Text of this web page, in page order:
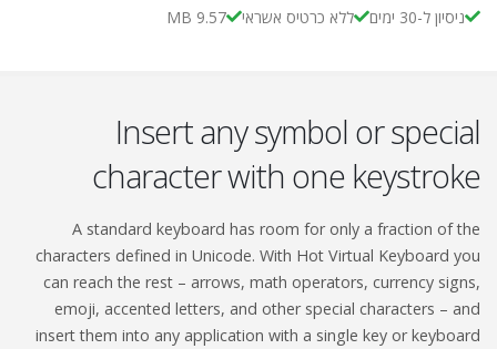
ניסיון ל-30 ימים ללא כרטיס אשראי 9.57 MB
Insert any symbol or special
character with one keystroke
A standard keyboard has room for only a fraction of the
characters defined in Unicode. With Hot Virtual Keyboard you
can reach the rest – arrows, math operators, currency signs,
emoji, accented letters, and other special characters – and
insert them into any application with a single key or keyboard